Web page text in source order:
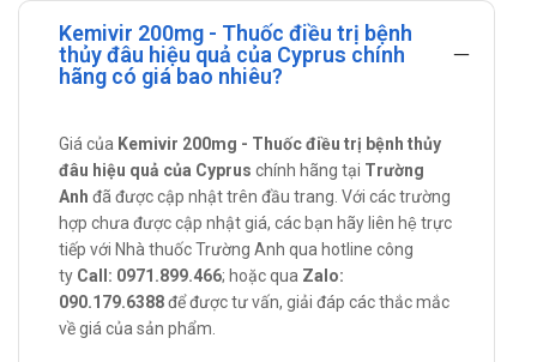
vào buổi tối. Thời gian điều trị nên kéo dài 7 ngày. Ở
các bệnh nhân kém hấp thu qua đường ruột, hoặc suy
giảm miễn dịch nặng, nên sử dụng dạng tiêm tĩnh
khi việc điều trị được tiến hành sớm nhất sau khi có
ban xuất hiện. Điều trị thủy đậu ở các bệnh nhân suy
giảm miễn dịch nên được bắt đầu trong vòng 24 giờ
sau khi có ban xuất hiện.
Trẻ em
Nhiễm aricella: việc điều trị nên kéo dài 5 ngày.
Kemivir 200mg - Thuốc điều trị bệnh
thủy đâu hiệu quả của Cyprus chính
hãng có giá bao nhiêu?
Giá của Kemivir 200mg - Thuốc điều trị bệnh thủy
đâu hiệu quả của Cyprus chính hãng tại Trường
Anh đã được cập nhật trên đầu trang. Với các trường
hợp chưa được cập nhật giá, các bạn hãy liên hệ trực
tiếp với Nhà thuốc Trường Anh qua hotline công
ty Call: 0971.899.466; hoặc qua Zalo:
090.179.6388để được tư vấn, giải đáp các thắc mắc
về giá của sản phẩm.